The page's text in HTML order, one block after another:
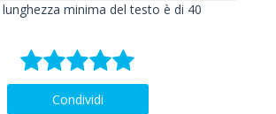
minima del testo è di 40
Condividi